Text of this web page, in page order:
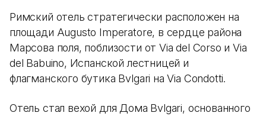
Римский отель стратегически расположен на
площади Augusto Imperatore, в сердце района
Марсова поля, поблизости от Via del Corso и Via
del Babuino, Испанской лестницей и
флагманского бутика Bvlgari на Via Condotti.
Отель стал вехой для Дома Bvlgari, основанного